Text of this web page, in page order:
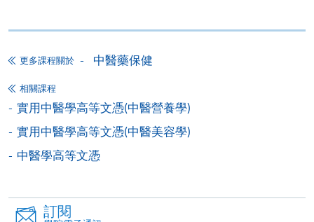
信支付」(Online WeChat Pay) 、「支付寶」(Online
報讀新課程
填寫網上報名表格
更多課程關於 中醫藥保健
相關課程
實用中醫學高等文憑(中醫營養學)
實用中醫學高等文憑(中醫美容學)
中醫學高等文憑
訂閱